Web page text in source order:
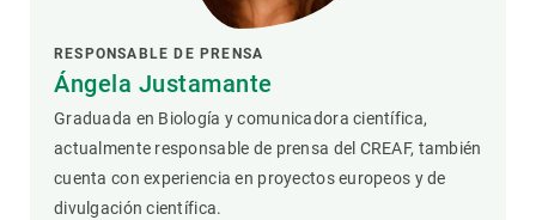
RESPONSABLE DE PRENSA
Ángela Justamante
Graduada en Biología y comunicadora científica,
actualmente responsable de prensa del CREAF, también
cuenta con experiencia en proyectos europeos y de
divulgación científica.